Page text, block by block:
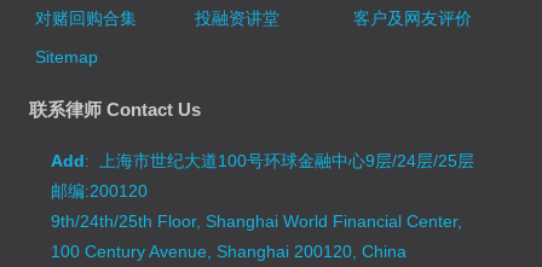
对赌回购合集 投融资讲堂
客户及网友评价
Sitemap
联系律师 Contact Us
Add: 上海市世纪大道100号环球金融中心9层/24层/25层
邮编:200120
9th/24th/25th Floor, Shanghai World Financial Center,
100 Century Avenue, Shanghai 200120, China